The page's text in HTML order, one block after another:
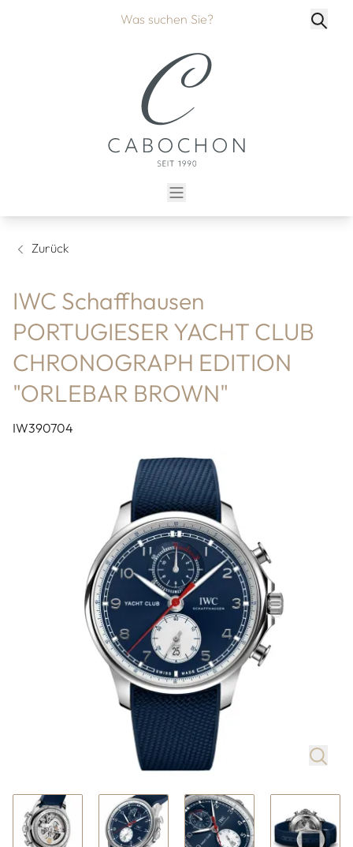
Zurück
IWC Schaffhausen
PORTUGIESER YACHT CLUB
CHRONOGRAPH EDITION
"ORLEBAR BROWN"
IW390704